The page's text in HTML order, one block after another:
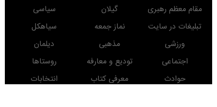
مقام معظم رهبری گیلان
سیاسی
تبلیغات در سایت
نماز جمعه
سیاهکل
ورزشی
مذهبی
دیلمان
اجتماعی
تودیع و معارفه
روستاها
حوادث
معرفی کتاب
انتخابات